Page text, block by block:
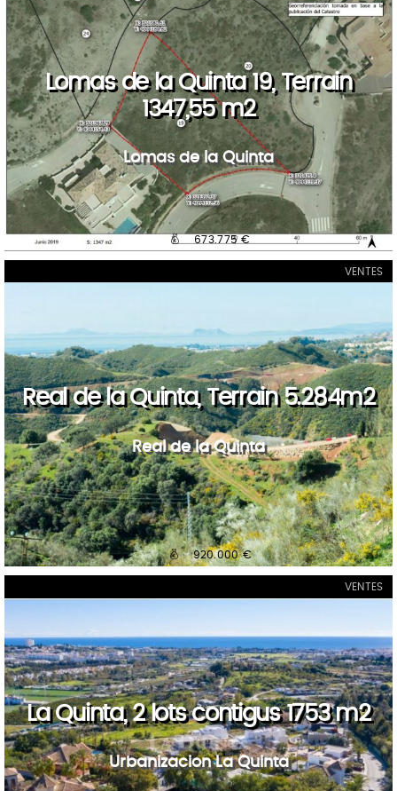
Lomas de la Quinta 19, Terrain
1347,55 m2
Lomas de la Quinta
673.775 €
VENTES
Real de la Quinta, Terrain 5.284m2
Real de la Quinta
920.000 €
VENTES
La Quinta, 2 lots contigus 1753 m2
Urbanizacion La Quinta